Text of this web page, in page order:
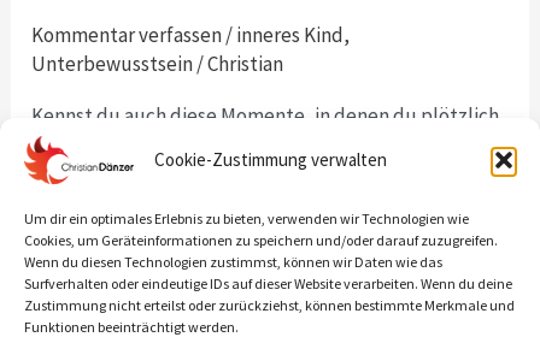
Cookie-Zustimmung verwalten
Um dir ein optimales Erlebnis zu bieten, verwenden wir Technologien wie
Cookies, um Geräteinformationen zu speichern und/oder darauf zuzugreifen.
Wenn du diesen Technologien zustimmst, können wir Daten wie das
Surfverhalten oder eindeutige IDs auf dieser Website verarbeiten. Wenn du deine
Zustimmung nicht erteilst oder zurückziehst, können bestimmte Merkmale und
Funktionen beeinträchtigt werden.
Kommentar verfassen/inneres Kind,
Unterbewusstsein/Christian
Kennst du auch diese Momente, in denen du plötzlich
das Gefühl hast, unbedingt etwas kaufen zu müssen?
Vielleicht landest du auf einer Shopping-Website und
bestellst etwas, das du eigentlich gar nicht benötigst
– du weißt vielleicht gar nicht so richtig, warum du das
jetzt kaufst aber irgendwie fühlt es sich gut an…
zumindest für einen
von
damit
beginnt